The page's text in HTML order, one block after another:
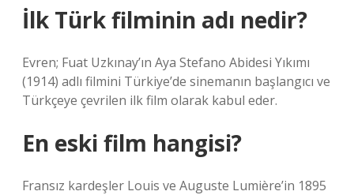
İlk Türk filminin adı nedir?
Evren; Fuat Uzkınay’ın Aya Stefano Abidesi Yıkımı
(1914) adlı filmini Türkiye’de sinemanın başlangıcı ve
Türkçeye çevrilen ilk film olarak kabul eder.
En eski film hangisi?
Fransız kardeşler Louis ve Auguste Lumière’in 1895